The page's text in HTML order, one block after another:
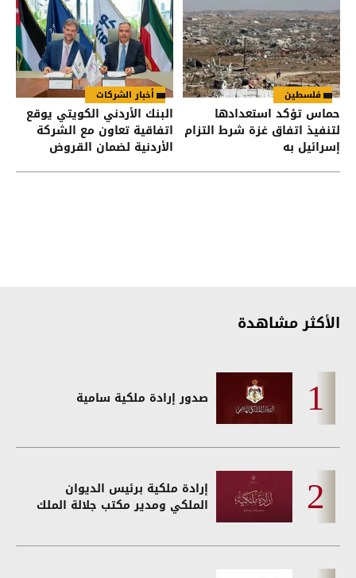
فلسطين
حماس تؤكد استعدادها
لتنفيذ اتفاق غزة شرط التزام
إسرائيل به
أخبار الشركات
البنك الأردني الكويتي يوقع
اتفاقية تعاون مع الشركة
الأردنية لضمان القروض
الأكثر مشاهدة
صدور إرادة ملكية سامية
إرادة ملكية برئيس الديوان
الملكي ومدير مكتب جلالة الملك